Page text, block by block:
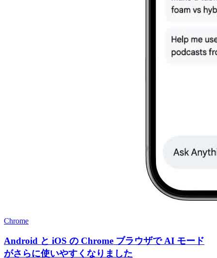
Chrome
Android と iOS の Chrome ブラウザで AI モード
がさらに使いやすくなりました